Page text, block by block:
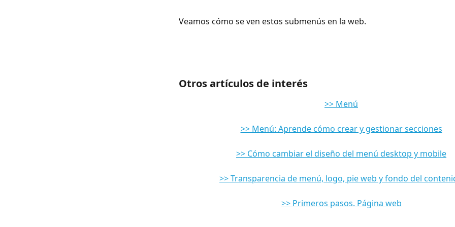
Veamos cómo se ven estos submenús en la web.
Otros artículos de interés
>> Menú
>> Menú: Aprende cómo crear y gestionar secciones
>> Cómo cambiar el diseño del menú desktop y mobile
>> Transparencia de menú, logo, pie web y fondo del
>> Primeros pasos. Página web